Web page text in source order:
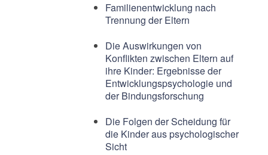
Familienentwicklung nach
Trennung der Eltern
Die Auswirkungen von
Konflikten zwischen Eltern auf
ihre Kinder: Ergebnisse der
Entwicklungspsychologie und
der Bindungsforschung
Die Folgen der Scheidung für
die Kinder aus psychologischer
Sicht